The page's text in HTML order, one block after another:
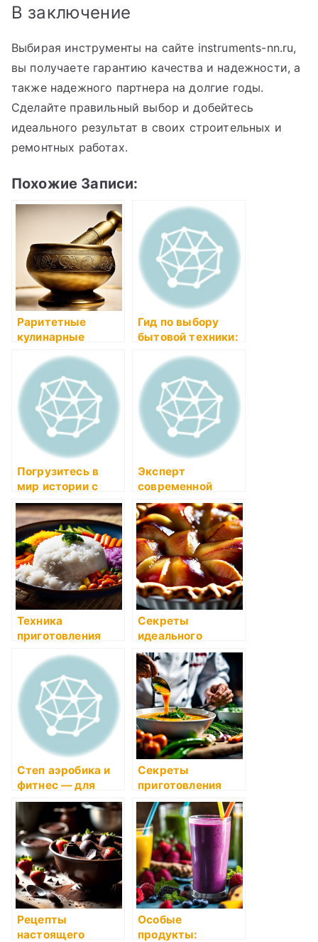
В заключение
Выбирая инструменты на сайте instruments-nn.ru,
вы получаете гарантию качества и надежности, а
также надежного партнера на долгие годы.
Сделайте правильный выбор и добейтесь
идеального результат в своих строительных и
ремонтных работах.
Похожие Записи:
Раритетные
кулинарные
история
Гид по выбору
бытовой техники:
рекомендации
Погрузитесь в
мир истории с
«Мировая
история»!
Эксперт
современной
техники: обзор
лучших
производителей и
достойных
моделей
Техника
приготовления
овощами
Секреты
идеального
выпечки:
расскажем о
тонкостях и
секретах
пекарства
Степ аэробика и
фитнес — для
каждого
Секреты
приготовления
ароматного супа-
пюре
Рецепты
настоящего
Особые
продукты: